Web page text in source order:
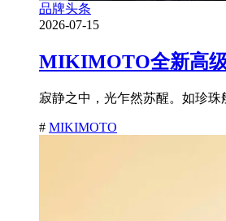
品牌头条
2026-07-15
MIKIMOTO全新高级
寂静之中，光乍然苏醒。如珍
# MIKIMOTO